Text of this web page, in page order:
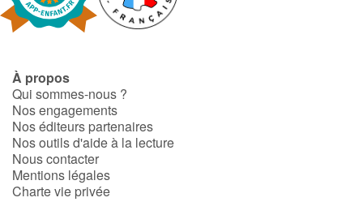
À propos
Qui sommes-nous ?
Nos engagements
Nos éditeurs partenaires
Nos outils d'aide à la lecture
Nous contacter
Mentions légales
Charte vie privée